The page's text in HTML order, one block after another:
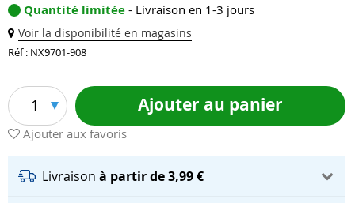
Quantité limitée - Livraison en 1-3 jours
Voir la disponibilité en magasins
Réf : NX9701-908
1 Ajouter au panier
Ajouter aux favoris
Livraison à partir de 3,99 €